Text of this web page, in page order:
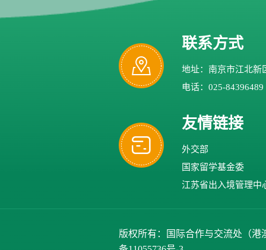
联系方式
地址：南京市江北新
电话：025-84396489
友情链接
外交部
国家留学基金委
江苏省出入境管理中
版权所有：国际合作与交流处（港